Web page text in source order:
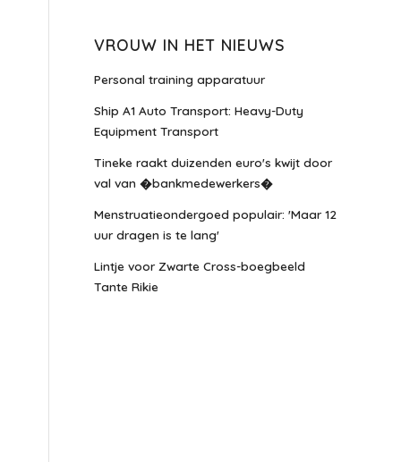
VROUW IN HET NIEUWS
Personal training apparatuur
Ship A1 Auto Transport: Heavy-Duty
Equipment Transport
Tineke raakt duizenden euro's kwijt door
val van �bankmedewerkers�
Menstruatieondergoed populair: 'Maar 12
uur dragen is te lang'
Lintje voor Zwarte Cross-boegbeeld
Tante Rikie